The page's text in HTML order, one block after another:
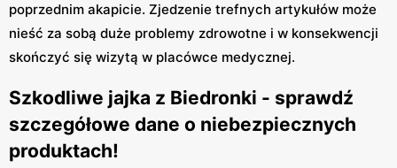
poprzednim akapicie. Zjedzenie trefnych artykułów może
nieść za sobą duże problemy zdrowotne i w konsekwencji
skończyć się wizytą w placówce medycznej.
Szkodliwe jajka z Biedronki - sprawdź
szczegółowe dane o niebezpiecznych
produktach!